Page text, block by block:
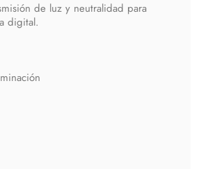
de luz y neutralidad para
digital.